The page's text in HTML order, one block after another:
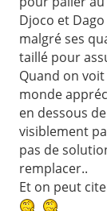
Djoco et
malgré ses
taillé pour
Quand on
monde
en dessous
visiblement
pas de
remplacer..
Et on peut